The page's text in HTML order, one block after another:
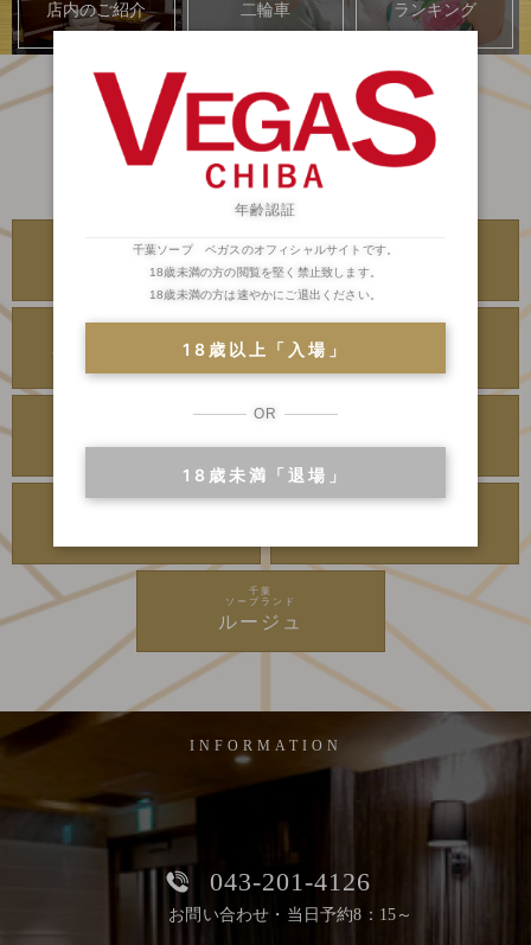
店内のご紹介 二輪車 ランキング
高級ソープランド
琥珀
高級ソープランド
金瓶梅
アラビアンナイト カンカン娘ネオ
グランローズ アカデミー
吉原
千葉
千葉
ソープランド
ルージュ
INFORMATION
043-201-4126
お問い合わせ・当日予約8：15～
年齢認証
千葉ソープ ベガスのオフィシャルサイトです。
18歳未満の方の閲覧を堅く禁止致します。
18歳未満の方は速やかにご退出ください。
18歳以上「入場」
OR
18歳未満「退場」